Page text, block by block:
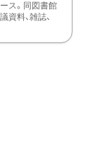
ス。同図書館
資料、雑誌、